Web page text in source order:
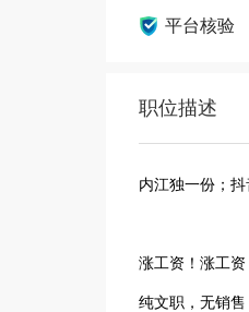
平台核验
职位描述
内江独一份；
涨工资！涨工
纯文职，无销